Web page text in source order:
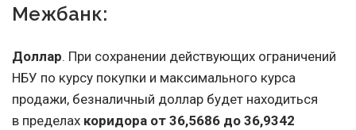
Межбанк:
Доллар. При сохранении действующих ограничений
НБУ по курсу покупки и максимального курса
продажи, безналичный доллар будет находиться
в пределах коридора от 36,5686 до 36,9342